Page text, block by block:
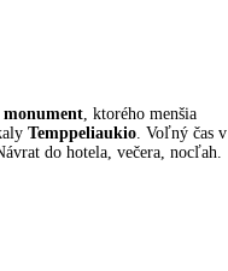
monument, ktorého menšia
Temppeliaukio. Voľný čas v
do hotela, večera, nocľah.